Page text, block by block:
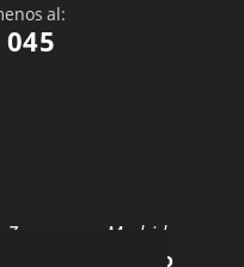
al:
Zaragoza a Madrid
Ana Rubio